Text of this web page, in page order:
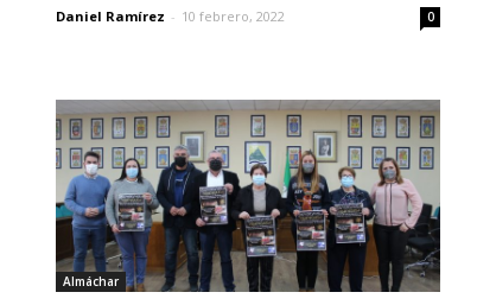
Daniel Ramírez - 10 febrero, 2022 0
Almáchar